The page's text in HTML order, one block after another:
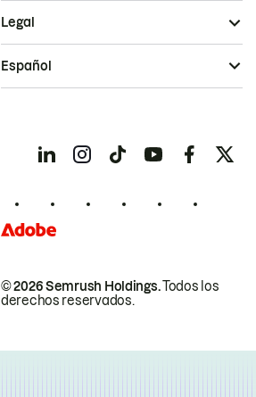
© 2026 Semrush Holdings.Todos los
derechos reservados.
Legal
Español